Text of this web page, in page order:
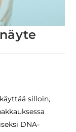
silloin,
DNA-